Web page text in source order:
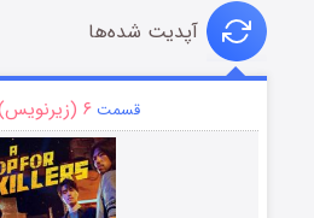
آپدیت شده‌ها
قسمت ۶ (زیرنویس)